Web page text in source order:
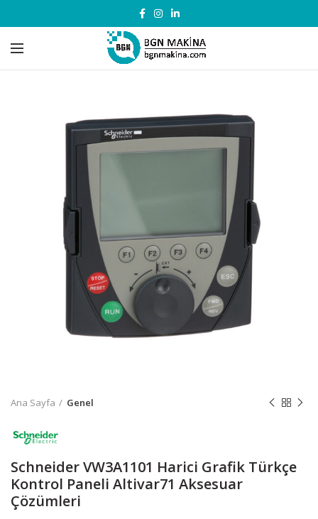
Ana Sayfa Genel
Schneider VW3A1101 Harici Grafik Türkçe
Kontrol Paneli Altivar71 Aksesuar
Çözümleri